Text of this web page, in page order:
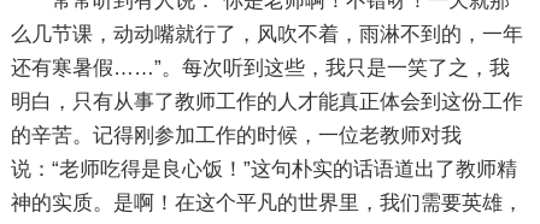
么几节课，动动嘴就行了，风吹不着，雨淋不到的，一年
还有寒暑假……”。每次听到这些，我只是一笑了之，我
明白，只有从事了教师工作的人才能真正体会到这份工作
的辛苦。记得刚参加工作的时候，一位老教师对我
说：“老师吃得是良心饭！”这句朴实的话语道出了教师精
神的实质。是啊！在这个平凡的世界里，我们需要英雄，